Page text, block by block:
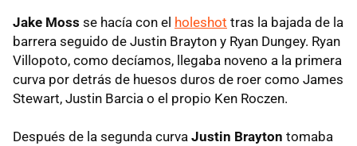
Jake Moss se hacía con el holeshot tras la bajada de la
barrera seguido de Justin Brayton y Ryan Dungey. Ryan
Villopoto, como decíamos, llegaba noveno a la primera
curva por detrás de huesos duros de roer como James
Stewart, Justin Barcia o el propio Ken Roczen.
Después de la segunda curva Justin Brayton tomaba